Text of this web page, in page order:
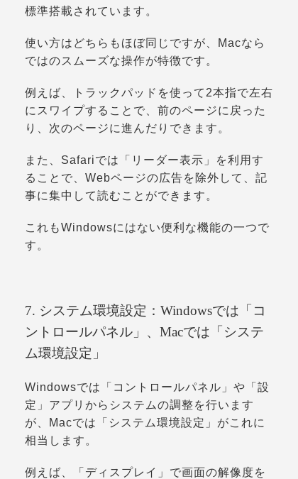
標準搭載されています。
使い方はどちらもほぼ同じですが、Macなら
ではのスムーズな操作が特徴です。
例えば、トラックパッドを使って2本指で左右
にスワイプすることで、前のページに戻った
り、次のページに進んだりできます。
また、Safariでは「 リーダー表示 」を利用す
ることで、Webページの広告を除外して、記
事に集中して読むことができます。
これもWindowsにはない便利な機能の一つで
す。
7. システム環境設定：Windowsでは「コ
ントロールパネル」、Macでは「システ
ム環境設定」
Windowsでは「 コントロールパネル 」や「 設
定 」アプリからシステムの調整を行います
が、Macでは「 システム環境設定 」がこれに
相当します。
例えば、「 ディスプレイ 」で画面の解像度を